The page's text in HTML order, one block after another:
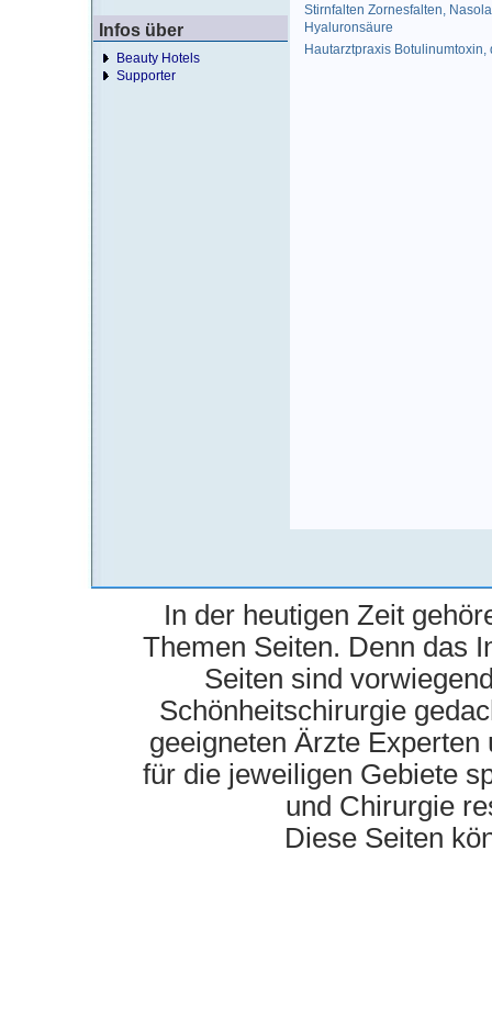
Infos über
Beauty Hotels
Supporter
Stirnfalten Zornesfalten,
Hyaluronsäure
Hautarztpraxis Botulinumtoxin,
In der heutigen Zeit
Themen Seiten. Denn das
Seiten sind
Schönheitschirurgie
geeigneten Ärzte
für die jeweiligen Gebiete
und Chirurgie
Diese Seiten